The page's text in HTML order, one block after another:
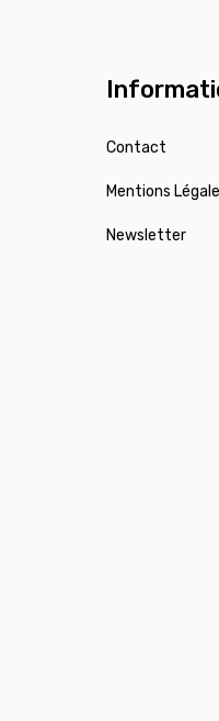
Contact
Mentions
Newsletter